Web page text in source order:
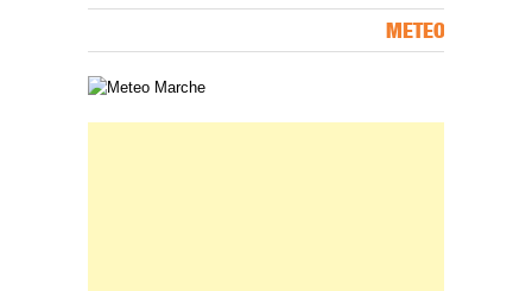
METEO
Carta meteorologica delle Marche